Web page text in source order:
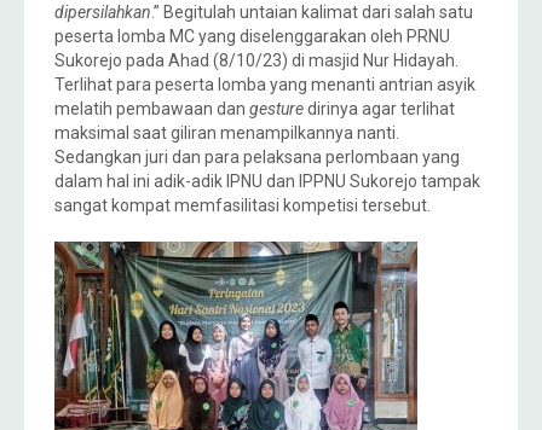
dipersilahkan.” Begitulah untaian kalimat dari salah satu
peserta lomba MC yang diselenggarakan oleh PRNU
Sukorejo pada Ahad (8/10/23) di masjid Nur Hidayah.
Terlihat para peserta lomba yang menanti antrian asyik
melatih pembawaan dan gesturedirinya agar terlihat
maksimal saat giliran menampilkannya nanti.
Sedangkan juri dan para pelaksana perlombaan yang
dalam hal ini adik-adik IPNU dan IPPNU Sukorejo tampak
sangat kompat memfasilitasi kompetisi tersebut.